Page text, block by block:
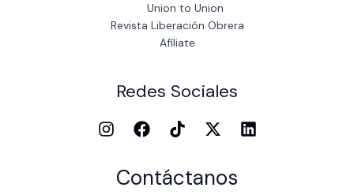
Union to Union
Revista Liberación Obrera
Afíliate
Redes Sociales
Contáctanos